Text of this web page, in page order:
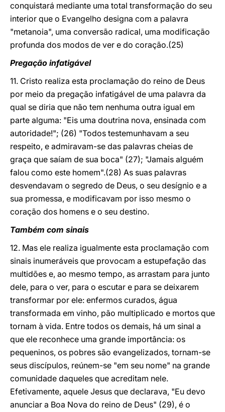
conquistará mediante uma total transformação do seu
interior que o Evangelho designa com a palavra
"metanoia", uma conversão radical, uma modificação
profunda dos modos de ver e do coração.(25)
Pregação infatigável
11. Cristo realiza esta proclamação do reino de Deus
por meio da pregação infatigável de uma palavra da
qual se diria que não tem nenhuma outra igual em
parte alguma: "Eis uma doutrina nova, ensinada com
autoridade!"; (26) "Todos testemunhavam a seu
respeito, e admiravam-se das palavras cheias de
graça que saíam de sua boca" (27); "Jamais alguém
falou como este homem".(28) As suas palavras
desvendavam o segredo de Deus, o seu desígnio e a
sua promessa, e modificavam por isso mesmo o
coração dos homens e o seu destino.
Também com sinais
12. Mas ele realiza igualmente esta proclamação com
sinais inumeráveis que provocam a estupefação das
multidões e, ao mesmo tempo, as arrastam para junto
dele, para o ver, para o escutar e para se deixarem
transformar por ele: enfermos curados, água
transformada em vinho, pão multiplicado e mortos que
tornam à vida. Entre todos os demais, há um sinal a
que ele reconhece uma grande importância: os
pequeninos, os pobres são evangelizados, tornam-se
seus discípulos, reúnem-se "em seu nome" na grande
comunidade daqueles que acreditam nele.
Efetivamente, aquele Jesus que declarava, "Eu devo
anunciar a Boa Nova do reino de Deus" (29), é o